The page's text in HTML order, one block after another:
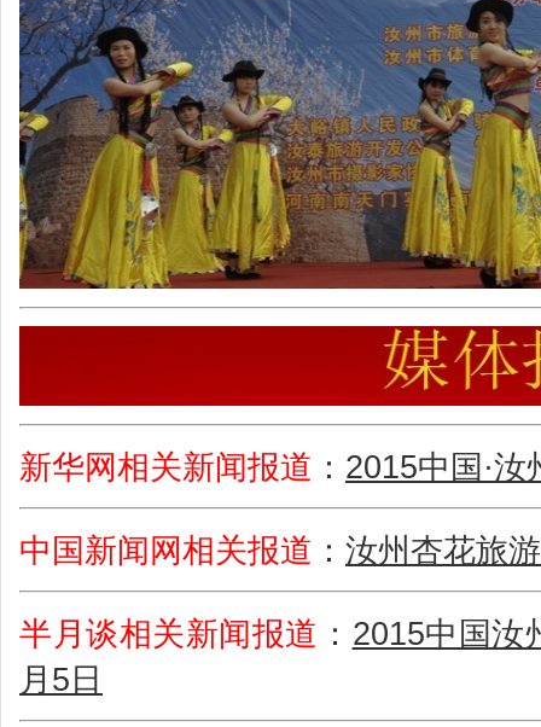
新华网相关新闻报道 ： 2015中国·
中国新闻网相关报道 ： 汝州杏花旅
半月谈相关新闻报道 ： 2015中国汝
月5日